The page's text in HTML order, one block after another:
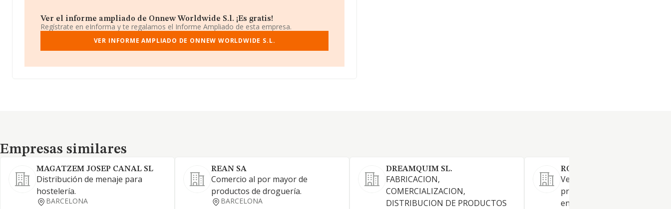
Ver el informe ampliado de Onnew Worldwide S.l. ¡Es gratis!
Regístrate en eInforma y te regalamos el Informe Ampliado de esta empresa.
VER INFORME AMPLIADO DE ONNEW WORLDWIDE S.L.
Empresas similares
Empresas similares
MAGATZEM JOSEP CANAL SL
Distribución de menaje para
hostelería.
BARCELONA
REAN SA
Comercio al por mayor de
productos de droguería.
BARCELONA
DREAMQUIM SL.
FABRICACION,
COMERCIALIZACION,
DISTRIBUCION DE PRODUCTOS
ROI ELLA SL
Venta y alquiler de
productos de limpieza
en el sector de la limpieza e